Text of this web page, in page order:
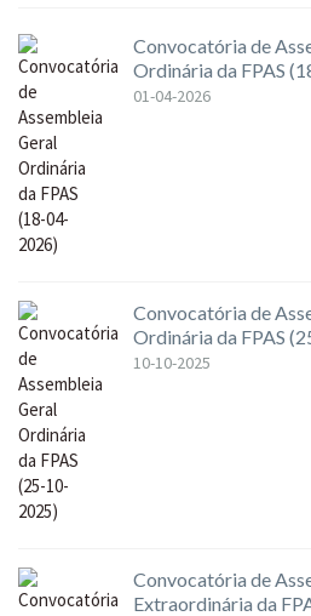
Convocatória de
Ordinária da FPAS
01-04-2026
Convocatória de
Ordinária da FPAS
10-10-2025
Convocatória de
Extraordinária da